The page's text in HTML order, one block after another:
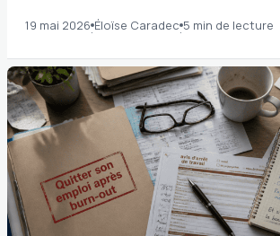
19 mai 2026·Éloïse Caradec·5 min de lecture